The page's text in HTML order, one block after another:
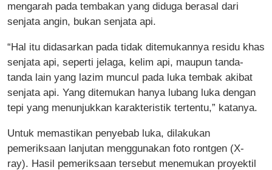
mengarah pada tembakan yang diduga berasal dari
senjata angin, bukan senjata api.
“Hal itu didasarkan pada tidak ditemukannya residu khas
senjata api, seperti jelaga, kelim api, maupun tanda-
tanda lain yang lazim muncul pada luka tembak akibat
senjata api. Yang ditemukan hanya lubang luka dengan
tepi yang menunjukkan karakteristik tertentu,” katanya.
Untuk memastikan penyebab luka, dilakukan
pemeriksaan lanjutan menggunakan foto rontgen (X-
ray). Hasil pemeriksaan tersebut menemukan proyektil